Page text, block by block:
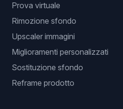
Prova virtuale
Rimozione sfondo
Upscaler immagini
Miglioramenti personalizzati
Sostituzione sfondo
Reframe prodotto